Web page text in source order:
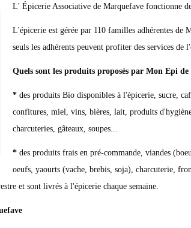
L' Épicerie Associative de Marquefave fonctionne
L'épicerie est gérée par 110 familles adhérentes de
seuls les adhérents peuvent profiter des services de
Quels sont les produits proposés par Mon Epi
*des produits Bio disponibles à l'épicerie, sucre,
confitures, miel, vins, bières, lait, produits
charcuteries, gâteaux, soupes...
*des produits frais en pré-commande, viandes
oeufs, yaourts (vache, brebis, soja), charcuterie,
et sont livrés à l'épicerie chaque semaine.